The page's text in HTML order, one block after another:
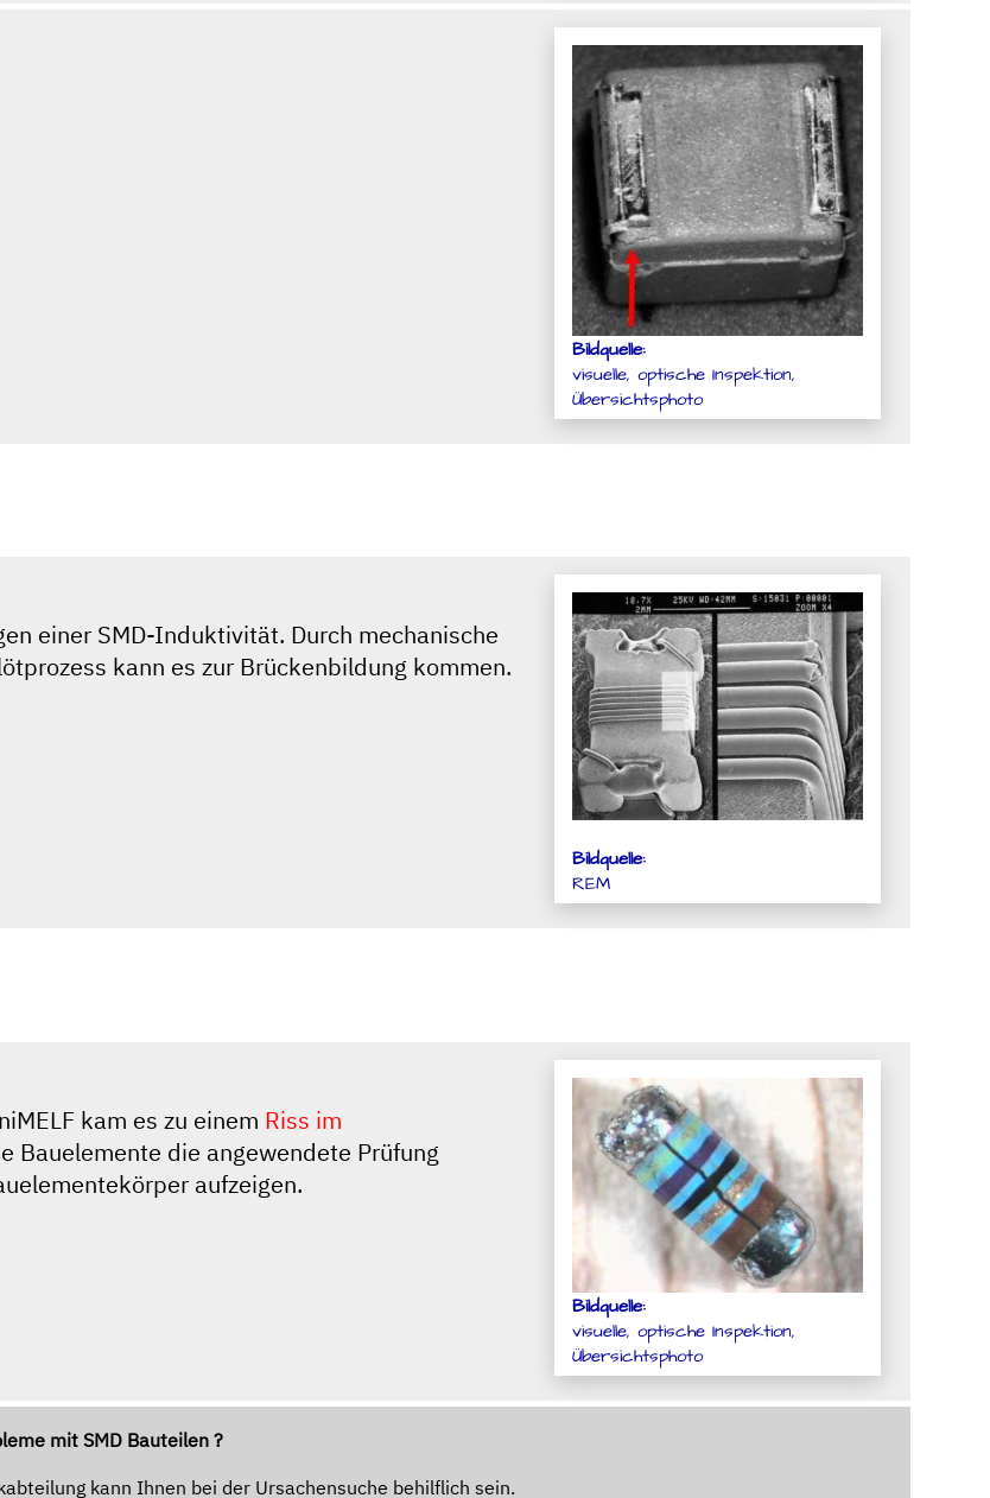
Bildquelle:
visuelle, optische Inspektion,
Übersichtsphoto
einer SMD-Induktivität. Durch mechanische
kann es zur Brückenbildung kommen.
Bildquelle:
REM
kam es zu einem Riss im
Bauelemente die angewendete Prüfung
aufzeigen.
Bildquelle:
visuelle, optische Inspektion,
Übersichtsphoto
mit SMD Bauteilen ?
kann Ihnen bei der Ursachensuche behilflich sein.